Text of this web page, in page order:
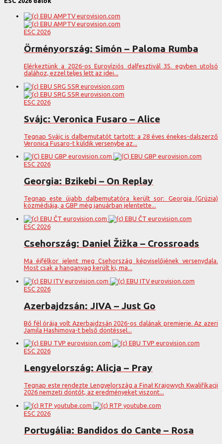
ESC 2026
Örményország: Simón – Paloma Rumba
Elérkeztünk a 2026-os Eurovíziós dalfesztivál 35. egyben utolsó
dalához, ezzel teljes lett az idei...
ESC 2026
Svájc: Veronica Fusaro – Alice
Tegnap Svájc is dalbemutatót tartott: a 28 éves énekes-dalszerző
Veronica Fusaro-t küldik versenybe az...
ESC 2026
Georgia: Bzikebi – On Replay
Tegnap este újabb dalbemutatóra került sor: Georgia (Grúzia)
közmédiája, a GBP még januárban jelentette...
ESC 2026
Csehország: Daniel Žižka – Crossroads
Ma éjfélkor jelent meg Csehország képviselőjének versenydala.
Most csak a hanganyag került ki, ma...
ESC 2026
Azerbajdzsán: JIVA – Just Go
Bő fél órája volt Azerbajdzsán 2026-os dalának premierje. Az azeri
Jamila Hashimova-t belső döntéssel...
ESC 2026
Lengyelország: Alicja – Pray
Tegnap este rendezte Lengyelország a Finał Krajowych Kwalifikacji
2026 nemzeti döntőt, az eredményeket viszont...
ESC 2026
Portugália: Bandidos do Cante – Rosa